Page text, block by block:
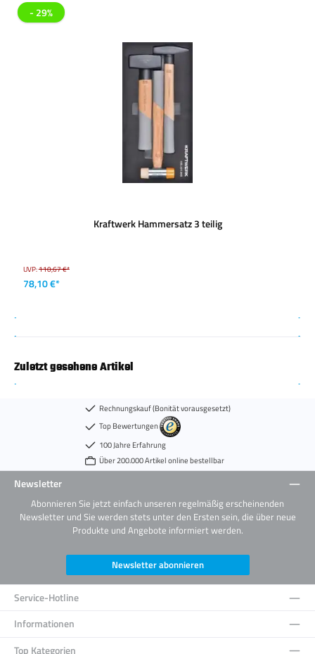
- 29%
Kraftwerk Hammersatz 3 teilig
UVP:110,67 €*
78,10 €*
Zuletzt gesehene Artikel
Rechnungskauf (Bonität vorausgesetzt)
Top Bewertungen
100 Jahre Erfahrung
Über 200.000 Artikel online bestellbar
Newsletter
Abonnieren Sie jetzt einfach unseren regelmäßig erscheinenden
Newsletter und Sie werden stets unter den Ersten sein, die über neue
Produkte und Angebote informiert werden.
Newsletter abonnieren
Service-Hotline
Informationen
Top Kategorien